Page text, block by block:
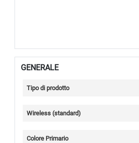
GENERALE
Tipo di prodotto
Wireless (standard)
Colore Primario